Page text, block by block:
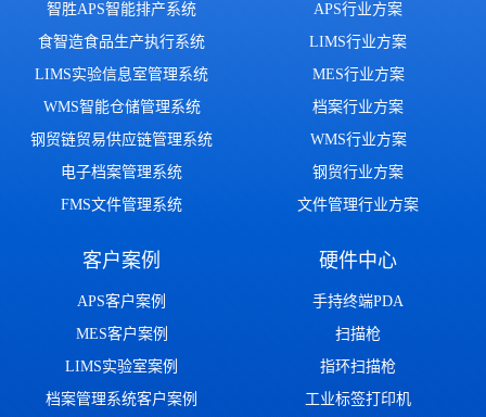
智胜APS智能排产系统
食智造食品生产执行系统
LIMS实验信息室管理系统
WMS智能仓储管理系统
钢贸链贸易供应链管理系统
电子档案管理系统
FMS文件管理系统
APS行业方案
LIMS行业方案
MES行业方案
档案行业方案
WMS行业方案
钢贸行业方案
文件管理行业方案
客户案例
APS客户案例
MES客户案例
LIMS实验室案例
档案管理系统客户案例
硬件中心
手持终端PDA
扫描枪
指环扫描枪
工业标签打印机